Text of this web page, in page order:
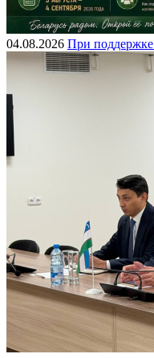
04.08.2026 При поддержке